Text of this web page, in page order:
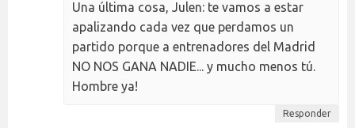
Una última cosa, Julen: te vamos a estar
apalizando cada vez que perdamos un
partido porque a entrenadores del Madrid
NO NOS GANA NADIE... y mucho menos tú.
Hombre ya!
Responder